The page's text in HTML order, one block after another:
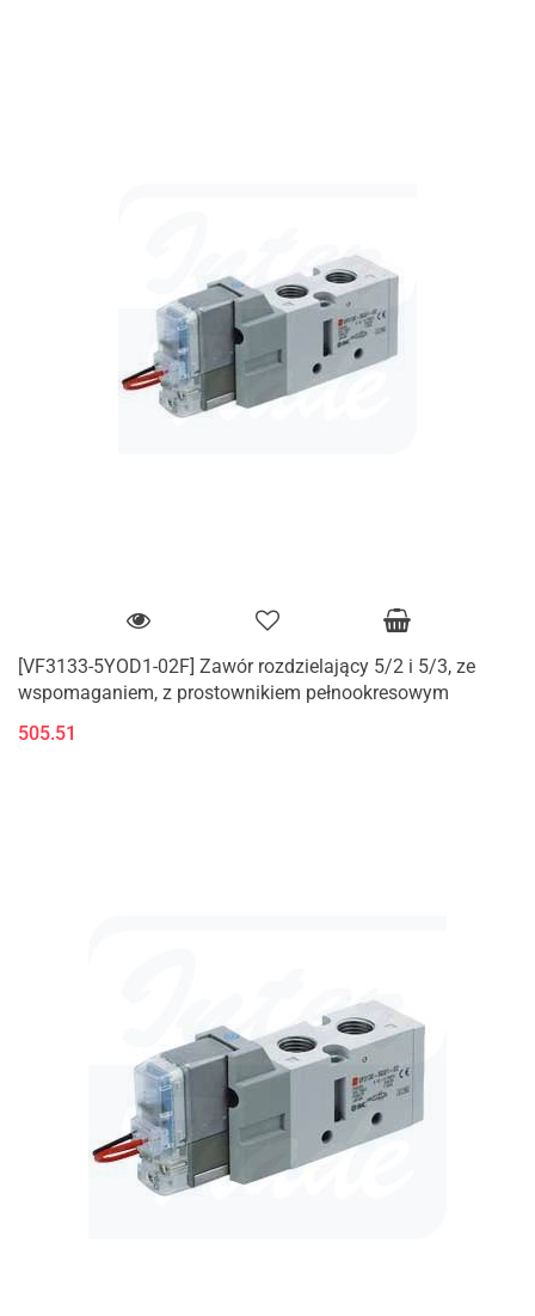
[VF3133-5YOD1-02F] Zawór rozdzielający 5/2 i 5/3, ze
wspomaganiem, z prostownikiem pełnookresowym
505.51